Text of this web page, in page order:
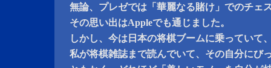
無論、プレゼでは「華麗なる賭け」でのチェ
その思い出はAppleでも通じました。
しかし、今は日本の将棋ブームに乗っていて
私が将棋雑誌まで読んでいて、その自分にび